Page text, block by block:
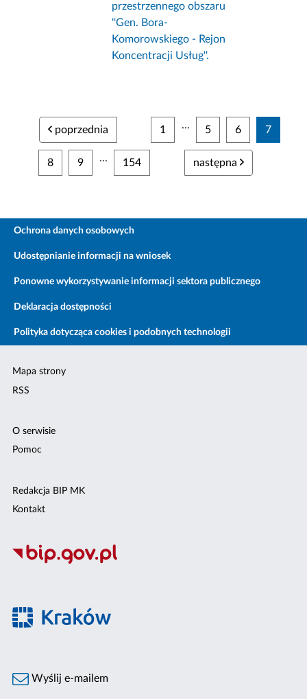
przestrzennego obszaru
''Gen. Bora-
Komorowskiego - Rejon
Koncentracji Usług''.
poprzednia 1 ... 5 6 7
8 9 ... 154 następna
Ochrona danych osobowych
Udostępnianie informacji na wniosek
Ponowne wykorzystywanie informacji sektora publicznego
Deklaracja dostępności
Polityka dotycząca cookies i podobnych technologii
Mapa strony
RSS
O serwisie
Pomoc
Redakcja BIP MK
Kontakt
Wyślij e-mailem